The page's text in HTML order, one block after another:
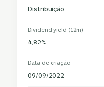
Distribuição
Dividend yield (12m)
4,82%
Data de criação
09/09/2022